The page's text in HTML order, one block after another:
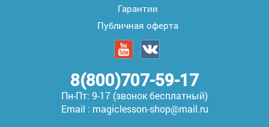
Гарантии
Публичная оферта
8(800)707-59-17
Пн-Пт: 9-17 (звонок бесплатный)
Email : magiclesson-shop@mail.ru